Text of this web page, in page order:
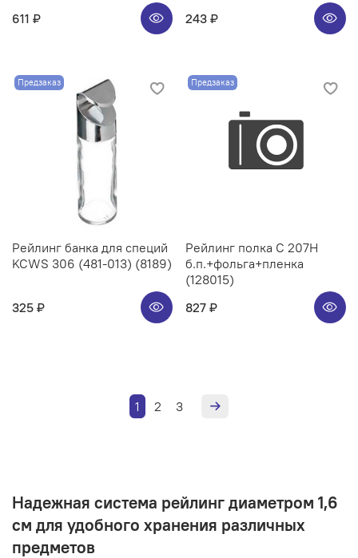
611 ₽
243 ₽
Предзаказ
Рейлинг банка для специй
KCWS 306 (481-013) (8189)
325 ₽
Предзаказ
Рейлинг полка C 207H
б.п.+фольга+пленка
(128015)
827 ₽
1 2 3
Надежная система рейлинг диаметром 1,6
см для удобного хранения различных
предметов